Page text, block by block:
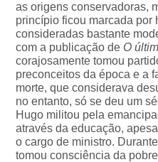
as origens conservadoras,
princípio ficou marcada por
consideradas bastante
com a publicação de O
corajosamente tomou
preconceitos da época e a
morte, que considerava
no entanto, só se deu um
Hugo militou pela
através da educação,
o cargo de ministro.
tomou consciência da